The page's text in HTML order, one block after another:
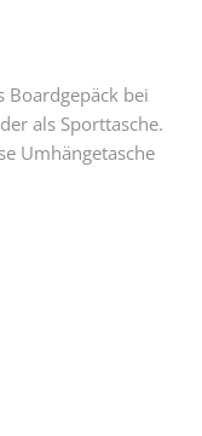
Boardgepäck bei
als Sporttasche.
Umhängetasche